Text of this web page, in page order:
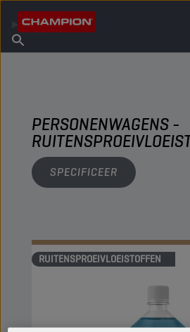
Over Champion
Vind een verkooppunt
PERSONENWAGENS -
SPECIFICEER
RUITENSPROEIVLOEISTOFFEN